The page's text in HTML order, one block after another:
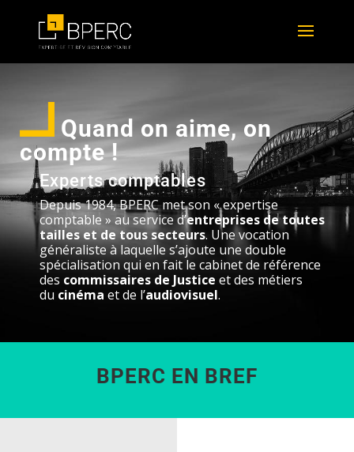
Quand on aime, on
compte !
Experts comptables
Depuis 1984, BPERC met son « expertise
comptable » au service d’entreprises de toutes
tailles et de tous secteurs. Une vocation
généraliste à laquelle s’ajoute une double
spécialisation qui en fait le cabinet de référence
des commissaires de Justice et des métiers
du cinéma et de l’audiovisuel.
BPERC EN BREF